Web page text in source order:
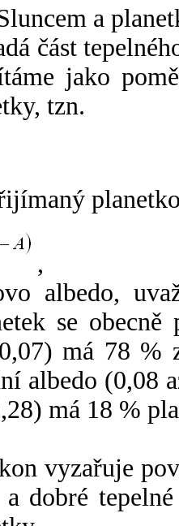
a
část
jako
tzn.
,
albedo,
se
má 78 %
albedo (0,08
má 18 %
vyzařuje
dobré